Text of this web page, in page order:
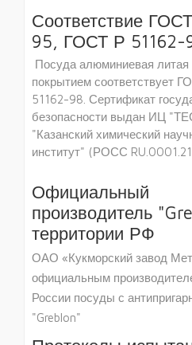
Соответствие
95, ГОСТ Р 51162-
Посуда алюминиевая
покрытием соответствует
51162-98. Сертификат
безопасности выдан ИЦ
"Казанский химический
институт" (РОСС
Официальный
производитель
территории РФ
ОАО «Кукморский завод
официальным
России посуды с
"Greblon"